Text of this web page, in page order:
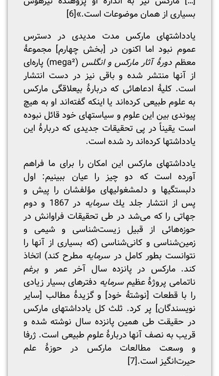
بسیاری از همان موضوعات است.»[6]
یادداشتهای مارکس مدت مدیدی در دسترس
عموم نبود اما اکنون در [بخش چهارم] مجموعۀ
معظمدورۀ آثار مارکس و انگلس
(mega²) پاره‌ای
از آنها منتشر شده و باقی نیز در دست انتشار
است. کلیۀ ادعاهائی که دربارۀ بیعلاقگی مارکس
به علوم طبیعی کرده‌اند یا اینکه گفته‌اند او به هیچ
پیوندی بین این علوم و سیاستهای خود قائل نبوده
است یقیناً در پی تحقیقات جدیدی که دربارۀ این
یادداشتها کرده‌اند رد شده است.
یادداشتهای مارکس این امکان را برای ما فراهم
آورده است که دو چیز را عیان ببینیم: اول
دلبستگیها و دلمشغولیهای مؤلفشان را پیش و
پس از انتشار جلد یكسرمایه
در 1867 و دوم
جهاتی را که می‌شد در طی تحقیقات فراوانش در
حوزه‌هائی از قبیل زیست‌شناسی و شیمی و
زمین‌شناسی و کانی‌شناسی (که بسیاری از آنها را
نتوانست بطور کامل در سرمایه مطرح کند) اتخاذ
کند. مارکس در پانزده سال آخر عمر و برغم
ناتمامی پروژۀ عظیم سرمایه دفترهای بسیار زیادی
را با قطعات [نوشتۀ خود] و گزیدۀ مطالب [سایر
نویسندگان] پر کرد. ثلث کل یادداشتهای مارکس
در حقیقت طی همین پانزده سال نوشته شده و
قریب به نصف آنها دربارۀ علوم طبیعی است. ژرفا
و وسعت مطالعات مارکس در حوزۀ علم
حیرت‌انگیز است.[7]